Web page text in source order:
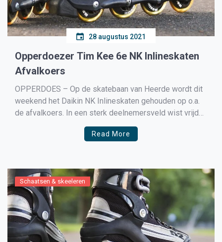
28 augustus 2021
Opperdoezer Tim Kee 6e NK Inlineskaten
Afvalkoers
OPPERDOES – Op de skatebaan van Heerde wordt dit
weekend het Daikin NK Inlineskaten gehouden op o.a.
de afvalkoers. In een sterk deelnemersveld wist vrijdag
Opperdoezer Tim Kee zich naar een mooie 6e plaats te
skeeleren. Tim kwam tekort voor een hogere notering
Read More
Schaatsen & skeeleren